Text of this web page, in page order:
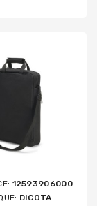
12593906000
DICOTA